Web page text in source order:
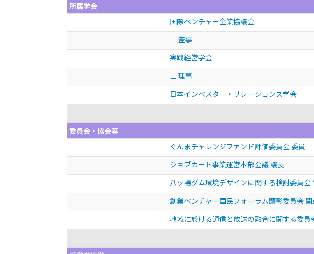
所属学会
国際ベンチャー企業協議会
∟ 監事
実践経営学会
∟ 理事
日本インベスター・リレーションズ学会
委員会・協会等
ぐんまチャレンジファンド評価委員会 委員
ジョブカード事業運営本部会議 議長
八ッ場ダム環境デザインに関する検討委員会
創業ベンチャー国民フォーラム顕彰委員会
地域に於ける通信と放送の融合に関する委員